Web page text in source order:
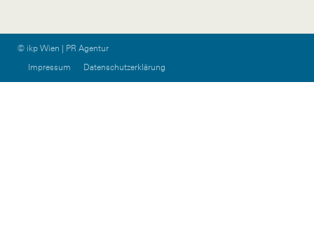
© ikp Wien | PR Agentur
Impressum
Datenschutzerklärung